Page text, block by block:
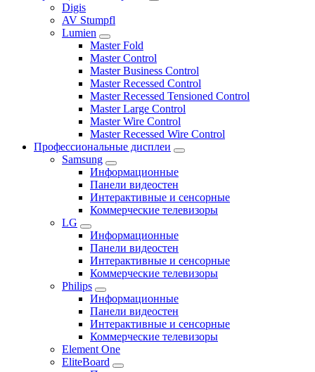
Digis
AV Stumpfl
Lumien
Master Fold
Master Control
Master Business Control
Master Recessed Control
Master Recessed Tensioned Control
Master Large Control
Master Wire Control
Master Recessed Wire Control
Профессиональные дисплеи
Samsung
Информационные
Панели видеостен
Интерактивные и сенсорные
Коммерческие телевизоры
LG
Информационные
Панели видеостен
Интерактивные и сенсорные
Коммерческие телевизоры
Philips
Информационные
Панели видеостен
Интерактивные и сенсорные
Коммерческие телевизоры
Element One
EliteBoard